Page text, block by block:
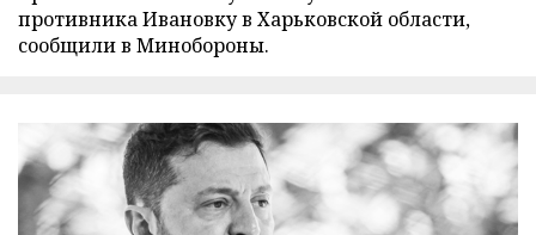
противника Ивановку в Харьковской области,
сообщили в Минобороны.